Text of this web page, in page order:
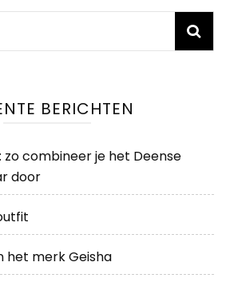
BERICHTEN
zo combineer je het Deense
door
het merk Geisha